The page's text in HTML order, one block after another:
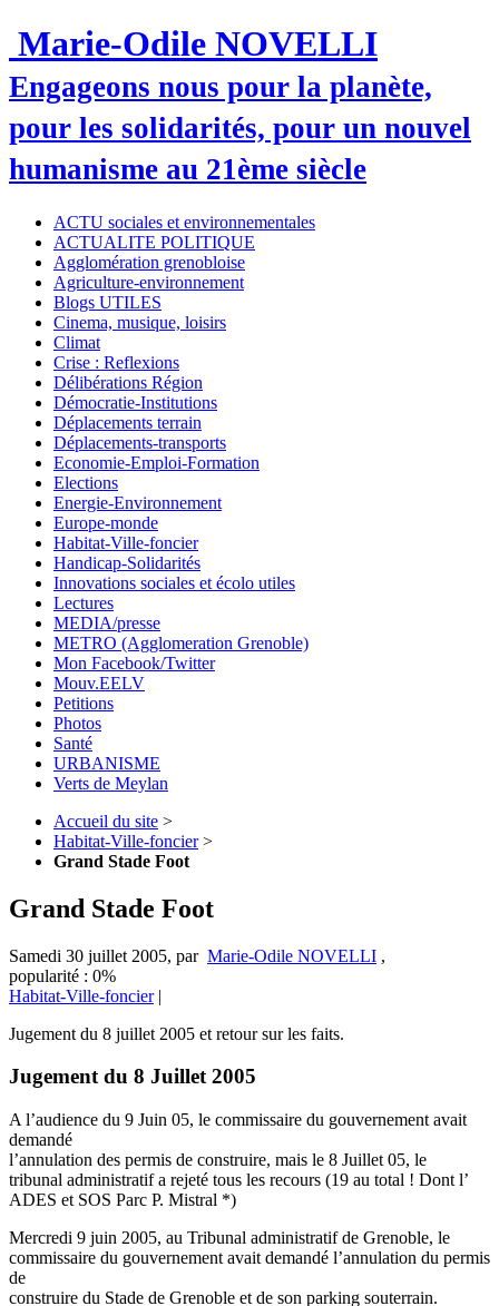
Marie-Odile NOVELLI
Engageons nous pour la planète,
pour les solidarités, pour un nouvel
humanisme au 21ème siècle
ACTU sociales et environnementales
ACTUALITE POLITIQUE
Agglomération grenobloise
Agriculture-environnement
Blogs UTILES
Cinema, musique, loisirs
Climat
Crise : Reflexions
Délibérations Région
Démocratie-Institutions
Déplacements terrain
Déplacements-transports
Economie-Emploi-Formation
Elections
Energie-Environnement
Europe-monde
Habitat-Ville-foncier
Handicap-Solidarités
Innovations sociales et écolo utiles
Lectures
MEDIA/presse
METRO (Agglomeration Grenoble)
Mon Facebook/Twitter
Mouv.EELV
Petitions
Photos
Santé
URBANISME
Verts de Meylan
Accueil du site >
Habitat-Ville-foncier >
Grand Stade Foot
Grand Stade Foot
Samedi 30 juillet 2005, par Marie-Odile NOVELLI ,
popularité : 0%
Habitat-Ville-foncier|
Jugement du 8 juillet 2005 et retour sur les faits.
Jugement du 8 Juillet 2005
A l’audience du 9 Juin 05, le commissaire du gouvernement avait
demandé
l’annulation des permis de construire, mais le 8 Juillet 05, le
tribunal administratif a rejeté tous les recours (19 au total ! Dont l’
ADES et SOS Parc P. Mistral *)
Mercredi 9 juin 2005, au Tribunal administratif de Grenoble, le
commissaire du gouvernement avait demandé l’annulation du permis
de
construire du Stade de Grenoble et de son parking souterrain.